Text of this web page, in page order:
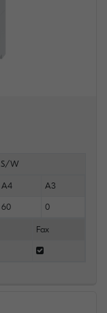
S/W
A4 A3
60 0
Fax